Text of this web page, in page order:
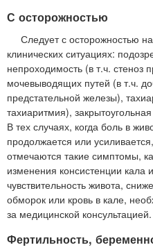
С осторожностью
Следует с осторожностью
клинических ситуациях:
непроходимость (в т.ч. стеноз
мочевыводящих путей (в т.ч.
предстательной железы),
тахиаритмия),
В тех случаях, когда боль в
продолжается или
отмечаются такие симптомы,
изменения консистенции кала
чувствительность живота,
обморок или кровь в кале,
за медицинской консультацией.
Фертильность,